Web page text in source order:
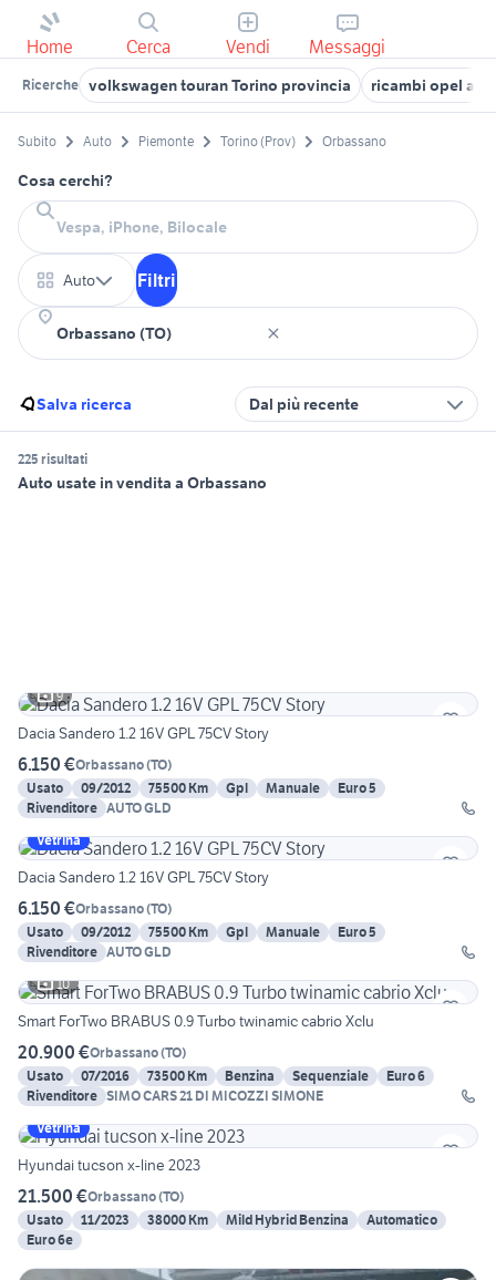
Home Cerca Vendi Messaggi
Ricerche volkswagen touran Torino provincia ricambi opel
Subito Auto Piemonte Torino (Prov) Orbassano
Cosa cerchi?
Auto Filtri
Salva ricerca Dal più recente
225 risultati
Auto usate in vendita a Orbassano
9
Dacia Sandero 1.2 16V GPL 75CV Story
6.150 €Orbassano(TO)
Usato
09/2012 75500 Km Gpl Manuale
Euro 5
Rivenditore AUTO GLD
Vetrina
Dacia Sandero 1.2 16V GPL 75CV Story
6.150 €Orbassano(TO)
Usato
09/2012 75500 Km Gpl Manuale
Euro 5
Rivenditore AUTO GLD
10
Smart ForTwo BRABUS 0.9 Turbo twinamic cabrio Xclu
20.900 €Orbassano(TO)
Usato
07/2016 73500 Km Benzina Sequenziale
Euro 6
Rivenditore SIMO CARS 21 DI MICOZZI SIMONE
Vetrina
Hyundai tucson x-line 2023
21.500 €Orbassano(TO)
Usato
11/2023 38000 Km Mild Hybrid Benzina
Automatico
Euro 6e